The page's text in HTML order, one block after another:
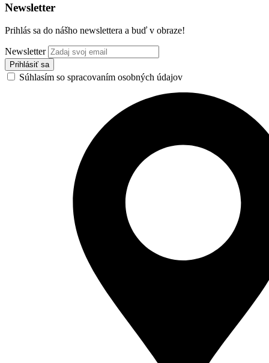
Newsletter
Prihlás sa do nášho newslettera a buď v obraze!
Newsletter
Súhlasím so spracovaním osobných údajov